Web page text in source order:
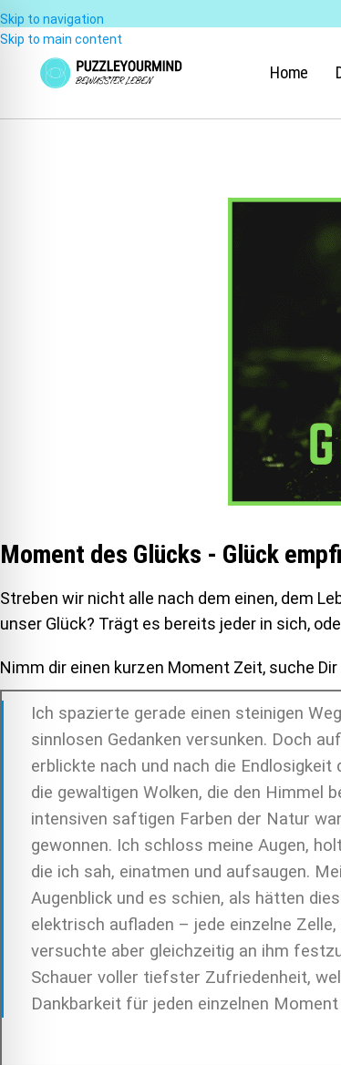
Skip to navigation
Skip to main content
Home
Moment des Glücks - Glück
Streben wir nicht alle nach dem einen, dem
unser Glück? Trägt es bereits jeder in sich,
Nimm dir einen kurzen Moment Zeit, suche
Ich spazierte gerade einen steinigen
sinnlosen Gedanken versunken. Doch
erblickte nach und nach die
die gewaltigen Wolken, die den Himmel
intensiven saftigen Farben der Natur
gewonnen. Ich schloss meine Augen,
die ich sah, einatmen und aufsaugen.
Augenblick und es schien, als hätten
elektrisch aufladen – jede einzelne
versuchte aber gleichzeitig an ihm
Schauer voller tiefster Zufriedenheit,
Dankbarkeit für jeden einzelnen